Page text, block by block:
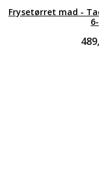
Frysetørret mad -